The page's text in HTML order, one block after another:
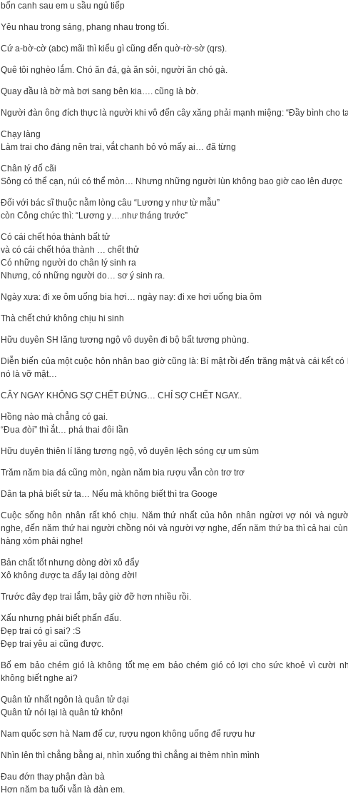
bốn canh sau em u sầu ngủ tiếp
Yêu nhau trong sáng, phang nhau trong tối.
Cứ a-bờ-cờ (abc) mãi thì kiểu gì cũng đến quờ-rờ-sờ (qrs).
Quê tôi nghèo lắm. Chó ăn đá, gà ăn sỏi, người ăn chó gà.
Quay đầu là bờ mà bơi sang bên kia…. cũng là bờ.
Người đàn ông đích thực là người khi vô đến cây xăng phải mạnh miệng: “Đầy bình cho
Chạy làng
Làm trai cho đáng nên trai, vắt chanh bỏ vỏ mấy ai… đã từng
Chân lý đố cãi
Sông có thể cạn, núi có thể mòn… Nhưng những người lùn không bao giờ cao lên được
Đối với bác sĩ thuộc nằm lòng câu “Lương y như từ mẫu”
còn Công chức thì: “Lương y….như tháng trước”
Có cái chết hóa thành bất tử
và có cái chết hóa thành … chết thử
Có những người do chân lý sinh ra
Nhưng, có những người do… sơ ý sinh ra.
Ngày xưa: đi xe ôm uống bia hơi… ngày nay: đi xe hơi uống bia ôm
Thà chết chứ không chịu hi sinh
Hữu duyên SH lăng tương ngộ vô duyên đi bộ bất tương phùng.
Diễn biến của một cuộc hôn nhân bao giờ cũng là: Bí mật rồi đến trăng mật và cái kết có
nó là vỡ mật…
CÂY NGAY KHÔNG SỢ CHẾT ĐỨNG… CHỈ SỢ CHẾT NGAY..
Hồng nào mà chẳng có gai.
“Đua đòi” thì ắt… phá thai đôi lần
Hữu duyên thiên lí lăng tương ngộ, vô duyên lệch sóng cự um sùm
Trăm năm bia đá cũng mòn, ngàn năm bia rượu vẫn còn trơ trơ
Dân ta phả biết sử ta… Nếu mà không biết thì tra Googe
Cuộc sống hôn nhân rất khó chịu. Năm thứ nhất của hôn nhân ngừơi vợ nói và
nghe, đến năm thứ hai người chồng nói và người vợ nghe, đến năm thứ ba thì cả hai
hàng xóm phải nghe!
Bản chất tốt nhưng dòng đời xô đẩy
Xô không được ta đẩy lại dòng đời!
Trước đây đẹp trai lắm, bây giờ đỡ hơn nhiều rồi.
Xấu nhưng phải biết phấn đấu.
Đẹp trai có gì sai? :S
Đẹp trai yêu ai cũng được.
Bố em bảo chém gió là không tốt mẹ em bảo chém gió có lợi cho sức khoẻ vì cười
không biết nghe ai?
Quân tử nhất ngôn là quân tử dại
Quân tử nói lại là quân tử khôn!
Nam quốc sơn hà Nam đế cư, rượu ngon không uống để rượu hư
Nhìn lên thì chẳng bằng ai, nhìn xuống thì chẳng ai thèm nhìn mình
Đau đớn thay phận đàn bà
Hơn năm ba tuổi vẫn là đàn em.